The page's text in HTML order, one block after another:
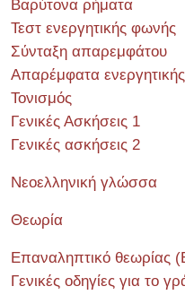
Βαρύτονα ρήματα
Τεστ ενεργητικής φωνής
Σύνταξη απαρεμφάτου
Απαρέμφατα
Τονισμός
Γενικές Ασκήσεις 1
Γενικές ασκήσεις 2
Νεοελληνική γλώσσα
Θεωρία
Επαναληπτικό θεωρίας
Γενικές οδηγίες για το